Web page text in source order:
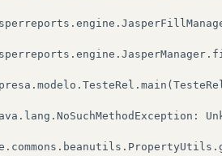
. engine .
. engine . JasperManager .
. modelo . TesteRel . main (
. lang . NoSuchMethodException :
. commons . beanutils . PropertyUtils .